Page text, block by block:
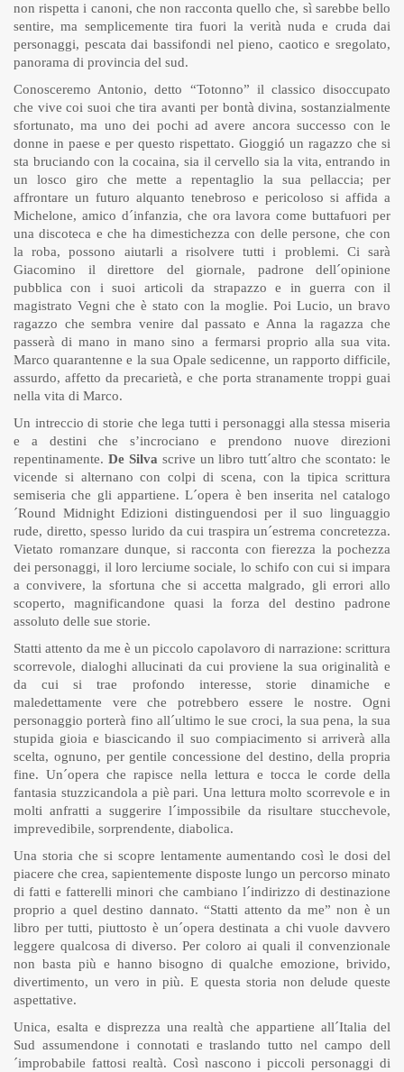
non rispetta i canoni, che non racconta quello che, sì sarebbe bello
sentire, ma semplicemente tira fuori la verità nuda e cruda dai
personaggi, pescata dai bassifondi nel pieno, caotico e sregolato,
panorama di provincia del sud.
Conosceremo Antonio, detto “Totonno” il classico disoccupato
che vive coi suoi che tira avanti per bontà divina, sostanzialmente
sfortunato, ma uno dei pochi ad avere ancora successo con le
donne in paese e per questo rispettato. Gioggió un ragazzo che si
sta bruciando con la cocaina, sia il cervello sia la vita, entrando in
un losco giro che mette a repentaglio la sua pellaccia; per
affrontare un futuro alquanto tenebroso e pericoloso si affida a
Michelone, amico d´infanzia, che ora lavora come buttafuori per
una discoteca e che ha dimestichezza con delle persone, che con
la roba, possono aiutarli a risolvere tutti i problemi. Ci sarà
Giacomino il direttore del giornale, padrone dell´opinione
pubblica con i suoi articoli da strapazzo e in guerra con il
magistrato Vegni che è stato con la moglie. Poi Lucio, un bravo
ragazzo che sembra venire dal passato e Anna la ragazza che
passerà di mano in mano sino a fermarsi proprio alla sua vita.
Marco quarantenne e la sua Opale sedicenne, un rapporto difficile,
assurdo, affetto da precarietà, e che porta stranamente troppi guai
nella vita di Marco.
Un intreccio di storie che lega tutti i personaggi alla stessa miseria
e a destini che s’incrociano e prendono nuove direzioni
repentinamente. De Silva scrive un libro tutt´altro che scontato: le
vicende si alternano con colpi di scena, con la tipica scrittura
semiseria che gli appartiene. L´opera è ben inserita nel catalogo
´Round Midnight Edizioni distinguendosi per il suo linguaggio
rude, diretto, spesso lurido da cui traspira un´estrema concretezza.
Vietato romanzare dunque, si racconta con fierezza la pochezza
dei personaggi, il loro lerciume sociale, lo schifo con cui si impara
a convivere, la sfortuna che si accetta malgrado, gli errori allo
scoperto, magnificandone quasi la forza del destino padrone
assoluto delle sue storie.
Statti attento da me è un piccolo capolavoro di narrazione: scrittura
scorrevole, dialoghi allucinati da cui proviene la sua originalità e
da cui si trae profondo interesse, storie dinamiche e
maledettamente vere che potrebbero essere le nostre. Ogni
personaggio porterà fino all´ultimo le sue croci, la sua pena, la sua
stupida gioia e biascicando il suo compiacimento si arriverà alla
scelta, ognuno, per gentile concessione del destino, della propria
fine. Un´opera che rapisce nella lettura e tocca le corde della
fantasia stuzzicandola a piè pari. Una lettura molto scorrevole e in
molti anfratti a suggerire l´impossibile da risultare stucchevole,
imprevedibile, sorprendente, diabolica.
Una storia che si scopre lentamente aumentando così le dosi del
piacere che crea, sapientemente disposte lungo un percorso minato
di fatti e fatterelli minori che cambiano l´indirizzo di destinazione
proprio a quel destino dannato. “Statti attento da me” non è un
libro per tutti, piuttosto è un´opera destinata a chi vuole davvero
leggere qualcosa di diverso. Per coloro ai quali il convenzionale
non basta più e hanno bisogno di qualche emozione, brivido,
divertimento, un vero in più. E questa storia non delude queste
aspettative.
Unica, esalta e disprezza una realtà che appartiene all´Italia del
Sud assumendone i connotati e traslando tutto nel campo dell
´improbabile fattosi realtà. Così nascono i piccoli personaggi di